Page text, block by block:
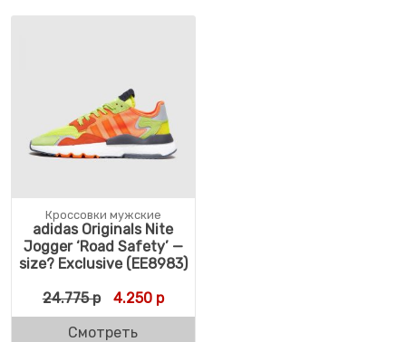
Кроссовки мужские
adidas Originals Nite
Jogger ‘Road Safety’ —
size? Exclusive (EE8983)
24.775р Первоначальная цена составляла 24.775
4.250рТекущая цена: 4.250 р.
Смотреть